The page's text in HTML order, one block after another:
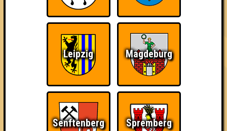
Teil der Oberschicht Knapp daneben!
Leipzig Magdeburg
Senftenberg Spremberg